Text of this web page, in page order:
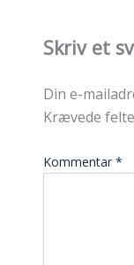
Skriv et
Din e-
Krævede
Kommentar *